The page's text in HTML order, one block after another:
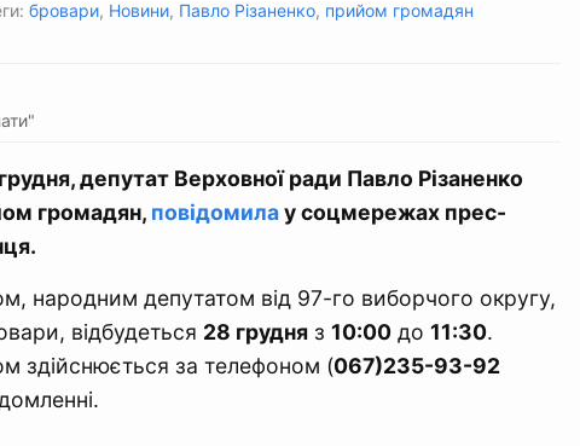
бровари, Новини, Павло Різаненко, прийом громадян
депутат Верховної ради Павло Різаненко
громадян, повідомилау соцмережах прес-
народним депутатом від 97-го виборчого округу,
відбудеться 28 грудня з 10:00 до 11:30.
здійснюється за телефоном (067)235-93-92